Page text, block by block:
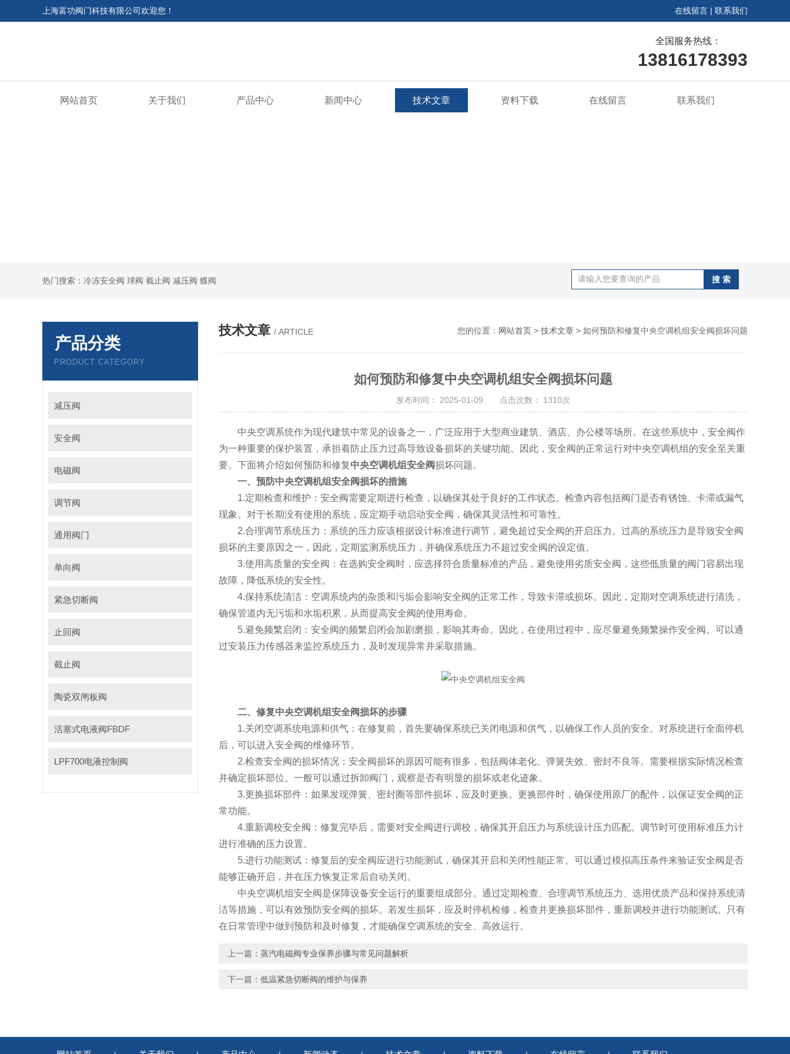
上海富功阀门科技有限公司欢迎您！ 在线留言 | 联系我们
全国服务热线：
13816178393
网站首页 关于我们 产品中心 新闻中心 技术文章 资料下载 在线留言 联系我们
热门搜索：冷冻安全阀 球阀 截止阀 减压阀 蝶阀
产品分类
PRODUCT CATEGORY
减压阀
安全阀
电磁阀
调节阀
通用阀门
单向阀
紧急切断阀
止回阀
截止阀
陶瓷双闸板阀
活塞式电液阀FBDF
LPF700电液控制阀
技术文章 / ARTICLE 您的位置： 网站首页 > 技术文章 > 如何预防和修复中央空调机组安全阀损坏问题
如何预防和修复中央空调机组安全阀损坏问题
发布时间： 2025-01-09 点击次数： 1310次
中央空调系统作为现代建筑中常见的设备之一，广泛应用于大型商业建筑、酒店、办公楼等场所。在这些系统中，安全阀作
为一种重要的保护装置，承担着防止压力过高导致设备损坏的关键功能。因此，安全阀的正常运行对中央空调机组的安全至关重
要。下面将介绍如何预防和修复中央空调机组安全阀损坏问题。
一、预防中央空调机组安全阀损坏的措施
1.定期检查和维护：安全阀需要定期进行检查，以确保其处于良好的工作状态。检查内容包括阀门是否有锈蚀、卡滞或漏气
现象。对于长期没有使用的系统，应定期手动启动安全阀，确保其灵活性和可靠性。
2.合理调节系统压力：系统的压力应该根据设计标准进行调节，避免超过安全阀的开启压力。过高的系统压力是导致安全阀
损坏的主要原因之一，因此，定期监测系统压力，并确保系统压力不超过安全阀的设定值。
3.使用高质量的安全阀：在选购安全阀时，应选择符合质量标准的产品，避免使用劣质安全阀，这些低质量的阀门容易出现
故障，降低系统的安全性。
4.保持系统清洁：空调系统内的杂质和污垢会影响安全阀的正常工作，导致卡滞或损坏。因此，定期对空调系统进行清洗，
确保管道内无污垢和水垢积累，从而提高安全阀的使用寿命。
5.避免频繁启闭：安全阀的频繁启闭会加剧磨损，影响其寿命。因此，在使用过程中，应尽量避免频繁操作安全阀。可以通
过安装压力传感器来监控系统压力，及时发现异常并采取措施。
二、修复中央空调机组安全阀损坏的步骤
1.关闭空调系统电源和供气：在修复前，首先要确保系统已关闭电源和供气，以确保工作人员的安全。对系统进行全面停机
后，可以进入安全阀的维修环节。
2.检查安全阀的损坏情况：安全阀损坏的原因可能有很多，包括阀体老化、弹簧失效、密封不良等。需要根据实际情况检查
并确定损坏部位。一般可以通过拆卸阀门，观察是否有明显的损坏或老化迹象。
3.更换损坏部件：如果发现弹簧、密封圈等部件损坏，应及时更换。更换部件时，确保使用原厂的配件，以保证安全阀的正
常功能。
4.重新调校安全阀：修复完毕后，需要对安全阀进行调校，确保其开启压力与系统设计压力匹配。调节时可使用标准压力计
进行准确的压力设置。
5.进行功能测试：修复后的安全阀应进行功能测试，确保其开启和关闭性能正常。可以通过模拟高压条件来验证安全阀是否
能够正确开启，并在压力恢复正常后自动关闭。
中央空调机组安全阀是保障设备安全运行的重要组成部分。通过定期检查、合理调节系统压力、选用优质产品和保持系统清
洁等措施，可以有效预防安全阀的损坏。若发生损坏，应及时停机检修，检查并更换损坏部件，重新调校并进行功能测试。只有
在日常管理中做到预防和及时修复，才能确保空调系统的安全、高效运行。
上一篇： 蒸汽电磁阀专业保养步骤与常见问题解析
下一篇： 低温紧急切断阀的维护与保养